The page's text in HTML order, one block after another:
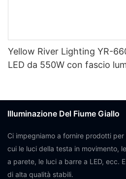
Yellow River Lighting YR-
LED da 550W con fascio
Illuminazione Del Fiume Giallo
Ci impegniamo a fornire prodotti
cui le luci della testa in movimento,
a parete, le luci a barre a LED, ecc.
di alta qualità stabili.